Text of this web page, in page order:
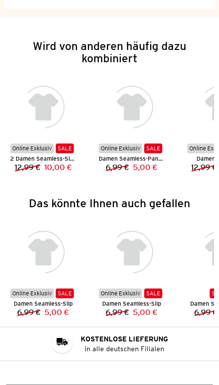
Wird von anderen häufig dazu
kombiniert
Online Exklusiv
SALE
2 Damen Seamless-Slips
Vorheriger Preis:
12,99 € Neuer Preis:
10,00 €
Online Exklusiv
SALE
Damen Seamless-Panty
Vorheriger Preis:
6,99 € Neuer Preis:
5,00 €
Online
Damen
12,99 €
Das könnte Ihnen auch gefallen
Online Exklusiv
SALE
Damen Seamless-Slip
Vorheriger Preis:
6,99 € Neuer Preis:
5,00 €
Online Exklusiv
SALE
Damen Seamless-Slip
Vorheriger Preis:
6,99 € Neuer Preis:
5,00 €
Damen
6,99 €
KOSTENLOSE LIEFERUNG
in alle deutschen Filialen